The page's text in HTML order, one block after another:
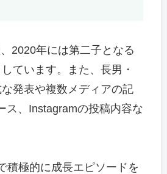
2020年には第二子となる
ています。また、長男・
発表や複数メディアの記
ス、Instagramの投稿内容な
積極的に成長エピソードを